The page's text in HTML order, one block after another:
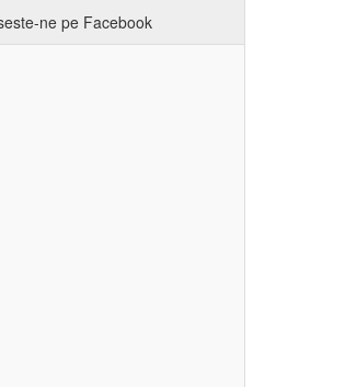
ne pe Facebook